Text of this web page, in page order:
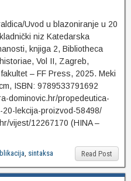
Uvod u blazoniranje u 20
niz Katedarska
knjiga 2, Bibliotheca
Vol II, Zagreb,
– FF Press, 2025. Meki
ISBN: 9789533791692
dominovic.hr/propedeutica-
lekcija-proizvod-58498/
vijest/12267170 (HINA –
Read Post
, sintaksa